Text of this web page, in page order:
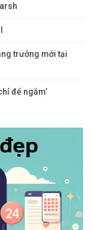
trưởng mới tại
để ngắm’